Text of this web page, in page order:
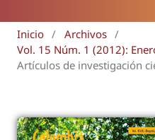
Inicio / Archivos /
Vol. 15 Núm. 1 (2012):
Artículos de investigación